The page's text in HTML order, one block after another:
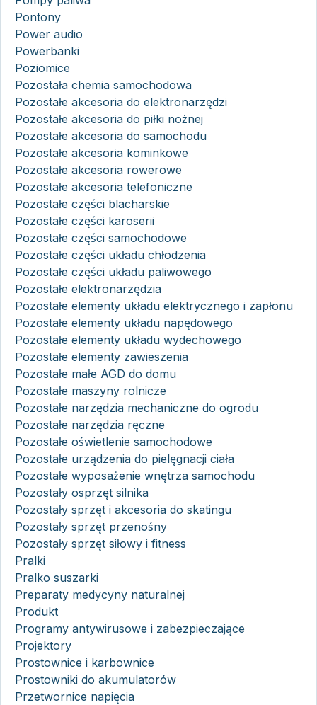
Pontony
Power audio
Powerbanki
Poziomice
Pozostała chemia samochodowa
Pozostałe akcesoria do elektronarzędzi
Pozostałe akcesoria do piłki nożnej
Pozostałe akcesoria do samochodu
Pozostałe akcesoria kominkowe
Pozostałe akcesoria rowerowe
Pozostałe akcesoria telefoniczne
Pozostałe części blacharskie
Pozostałe części karoserii
Pozostałe części samochodowe
Pozostałe części układu chłodzenia
Pozostałe części układu paliwowego
Pozostałe elektronarzędzia
Pozostałe elementy układu elektrycznego i zapłonu
Pozostałe elementy układu napędowego
Pozostałe elementy układu wydechowego
Pozostałe elementy zawieszenia
Pozostałe małe AGD do domu
Pozostałe maszyny rolnicze
Pozostałe narzędzia mechaniczne do ogrodu
Pozostałe narzędzia ręczne
Pozostałe oświetlenie samochodowe
Pozostałe urządzenia do pielęgnacji ciała
Pozostałe wyposażenie wnętrza samochodu
Pozostały osprzęt silnika
Pozostały sprzęt i akcesoria do skatingu
Pozostały sprzęt przenośny
Pozostały sprzęt siłowy i fitness
Pralki
Pralko suszarki
Preparaty medycyny naturalnej
Produkt
Programy antywirusowe i zabezpieczające
Projektory
Prostownice i karbownice
Prostowniki do akumulatorów
Przetwornice napięcia